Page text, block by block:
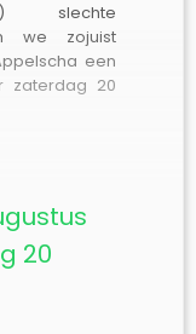
slechte
we zojuist
een
zaterdag 20
20